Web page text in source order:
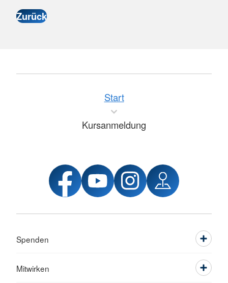
Start
Kursanmeldung
Spenden
Mitwirken